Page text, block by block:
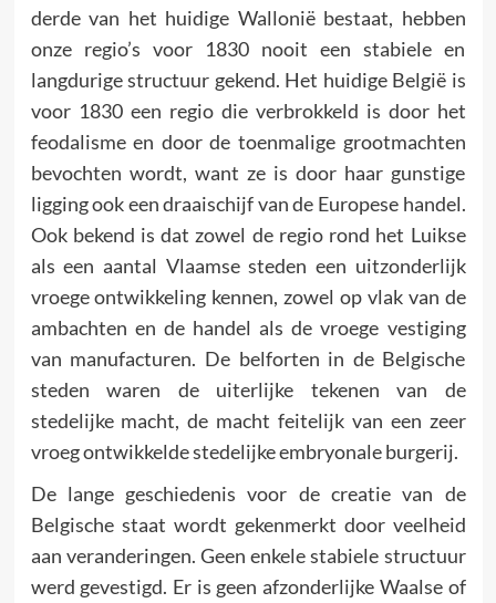
derde van het huidige Wallonië bestaat, hebben
onze regio’s voor 1830 nooit een stabiele en
langdurige structuur gekend. Het huidige België is
voor 1830 een regio die verbrokkeld is door het
feodalisme en door de toenmalige grootmachten
bevochten wordt, want ze is door haar gunstige
ligging ook een draaischijf van de Europese handel.
Ook bekend is dat zowel de regio rond het Luikse
als een aantal Vlaamse steden een uitzonderlijk
vroege ontwikkeling kennen, zowel op vlak van de
ambachten en de handel als de vroege vestiging
van manufacturen. De belforten in de Belgische
steden waren de uiterlijke tekenen van de
stedelijke macht, de macht feitelijk van een zeer
vroeg ontwikkelde stedelijke embryonale burgerij.
De lange geschiedenis voor de creatie van de
Belgische staat wordt gekenmerkt door veelheid
aan veranderingen. Geen enkele stabiele structuur
werd gevestigd. Er is geen afzonderlijke Waalse of